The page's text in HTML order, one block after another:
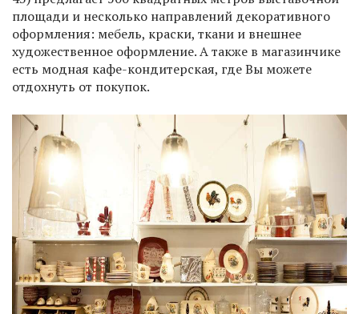
площади и несколько направлений декоративного
оформления: мебель, краски, ткани и внешнее
художественное оформление. А также в магазинчике
есть модная кафе-кондитерская, где Вы можете
отдохнуть от покупок.